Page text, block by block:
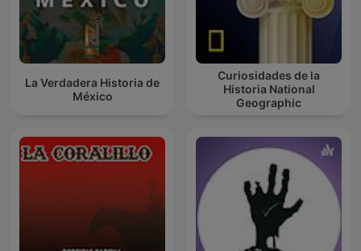
La Verdadera Historia de
México
Curiosidades de la
Historia National
Geographic